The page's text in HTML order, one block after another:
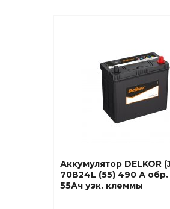
Аккумулятор DELKOR
70B24L (55) 490 А обр.
55Ач узк. клеммы